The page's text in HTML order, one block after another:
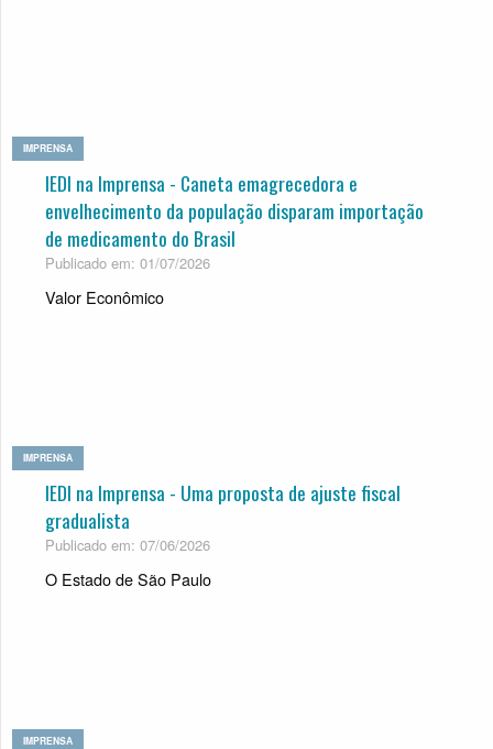
IMPRENSA
IEDI na Imprensa - Caneta emagrecedora e
envelhecimento da população disparam importação
de medicamento do Brasil
Publicado em: 01/07/2026
Valor Econômico
IMPRENSA
IEDI na Imprensa - Uma proposta de ajuste fiscal
gradualista
Publicado em: 07/06/2026
O Estado de São Paulo
IMPRENSA